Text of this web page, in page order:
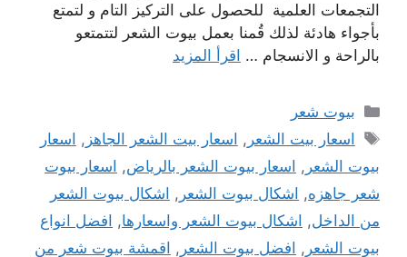
التجمعات العلمية للحصول على التركيز التام و لتمتع
بأجواء هادئة لذلك قُمنا بعمل بيوت الشعر لتتمتعو
بالراحة و الانسجام … اقرأ المزيد
التصنيفات
بيوت شعر
الوسوم
اسعار بيت الشعر , اسعار بيت الشعر الجاهز , اسعار
بيوت الشعر , اسعار بيوت الشعر بالرياض, اسعار بيوت
شعر جاهزه, اشكال بيوت الشعر , اشكال بيوت الشعر
من الداخل, اشكال بيوت الشعر واسعارها, افضل انواع
بيوت الشعر , افضل بيوت الشعر , اقمشة بيوت شعر من